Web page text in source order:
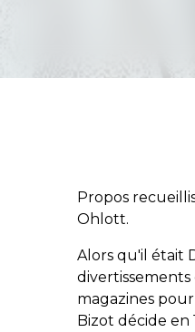
Propos
Ohlott.
Alors qu'il était
divertissements
magazines
Bizot décide en